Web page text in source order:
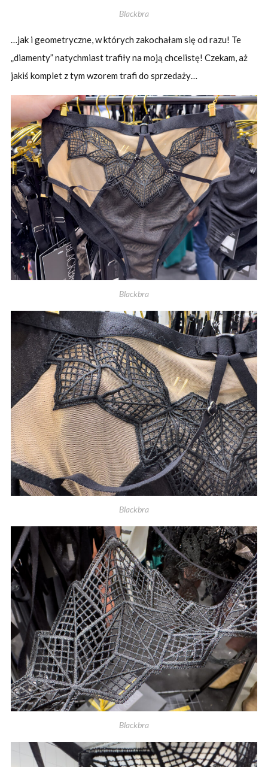
Blackbra
…jak i geometryczne, w których zakochałam się od razu! Te
„diamenty” natychmiast trafiły na moją chcelistę! Czekam, aż
jakiś komplet z tym wzorem trafi do sprzedaży…
Blackbra
Blackbra
Blackbra